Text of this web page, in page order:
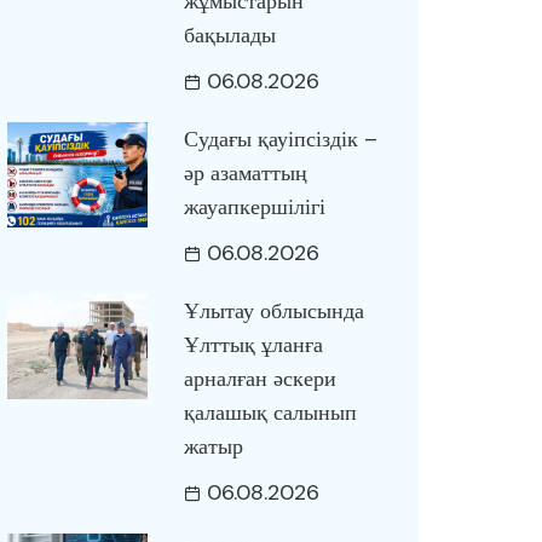
бақылады
06.08.2026
Судағы қауіпсіздік –
әр азаматтың
жауапкершілігі
06.08.2026
Ұлытау облысында
Ұлттық ұланға
арналған әскери
қалашық салынып
жатыр
06.08.2026